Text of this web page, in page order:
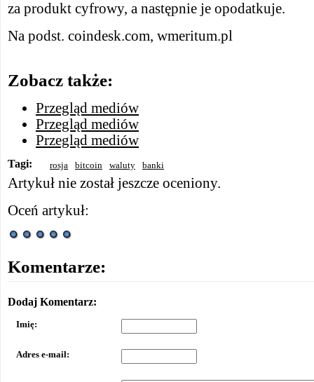
za produkt cyfrowy, a następnie je opodatkuje.
Na podst. coindesk.com, wmeritum.pl
Zobacz także:
Przegląd mediów
Przegląd mediów
Przegląd mediów
Tagi: rosja bitcoin waluty banki
Artykuł nie został jeszcze oceniony.
Oceń artykuł:
Komentarze:
Dodaj Komentarz:
Imię:
Adres e-mail: